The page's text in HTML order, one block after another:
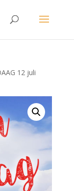
12 juli